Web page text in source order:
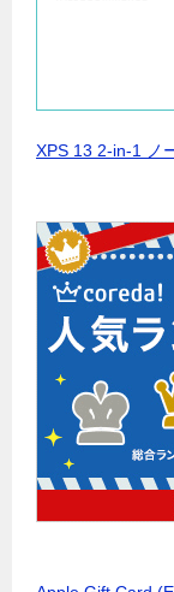
XPS 13 2-in-1 ノ